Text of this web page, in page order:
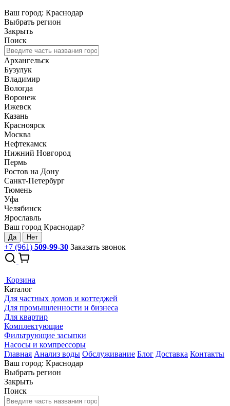
Ваш город: Краснодар
Выбрать регион
Закрыть
Поиск
Архангельск
Бузулук
Владимир
Вологда
Воронеж
Ижевск
Казань
Красноярск
Москва
Нефтекамск
Нижний Новгород
Пермь
Ростов на Дону
Санкт-Петербург
Тюмень
Уфа
Челябинск
Ярославль
Ваш город Краснодар?
Да Нет
+7 (961) 509-99-30 Заказать звонок
Корзина
Каталог
Для частных домов и коттеджей
Для промышленности и бизнеса
Для квартир
Комплектующие
Фильтрующие засыпки
Насосы и компрессоры
Главная Анализ воды Обслуживание Блог Доставка Контакты
Ваш город: Краснодар
Выбрать регион
Закрыть
Поиск